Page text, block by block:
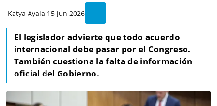
Katya Ayala 15 jun 2026
El legislador advierte que todo acuerdo
internacional debe pasar por el Congreso.
También cuestiona la falta de información
oficial del Gobierno.